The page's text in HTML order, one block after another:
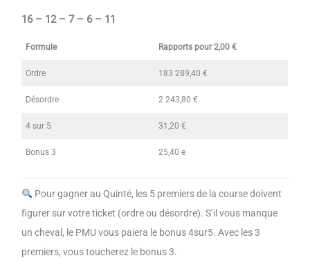
16 – 12 – 7 – 6 – 11
Formule Rapports pour 2,00 €
Ordre 183 289,40 €
Désordre 2 243,80 €
4 sur 5 31,20 €
Bonus 3 25,40 e
Pour gagner au Quinté, les 5 premiers de la course doivent
figurer sur votre ticket (ordre ou désordre). S’il vous manque
un cheval, le PMU vous paiera le bonus 4sur5. Avec les 3
premiers, vous toucherez le bonus 3.